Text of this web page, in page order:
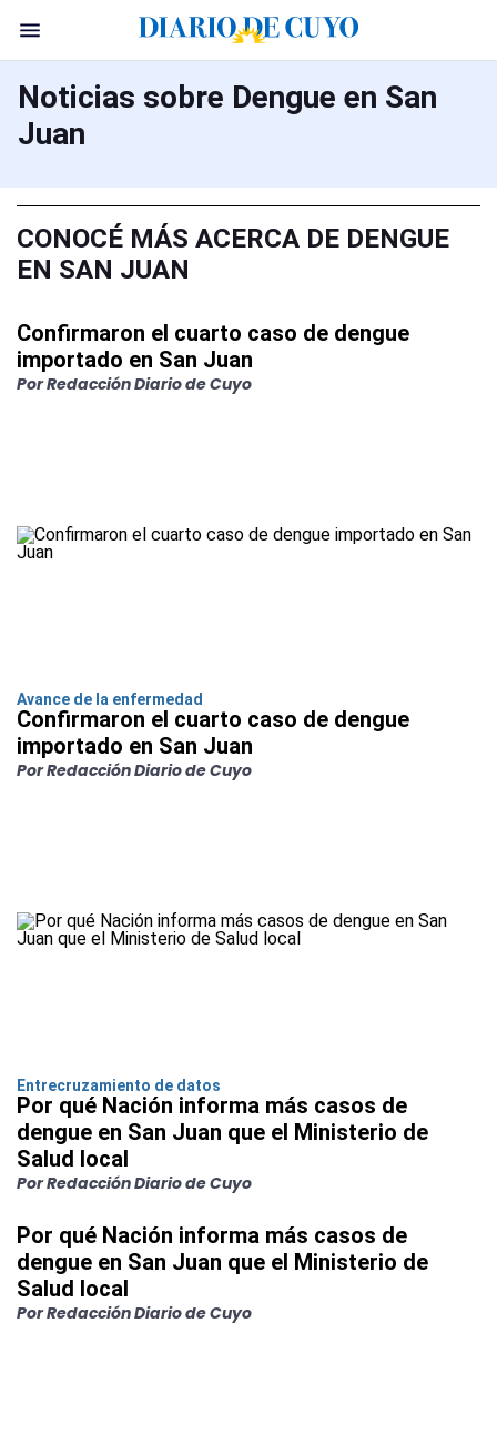
Noticias sobre Dengue en San
Juan
CONOCÉ MÁS ACERCA DE DENGUE
EN SAN JUAN
Confirmaron el cuarto caso de dengue
importado en San Juan
Por Redacción Diario de Cuyo
Avance de la enfermedad
Confirmaron el cuarto caso de dengue
importado en San Juan
Por Redacción Diario de Cuyo
Entrecruzamiento de datos
Por qué Nación informa más casos de
dengue en San Juan que el Ministerio de
Salud local
Por Redacción Diario de Cuyo
Por qué Nación informa más casos de
dengue en San Juan que el Ministerio de
Salud local
Por Redacción Diario de Cuyo